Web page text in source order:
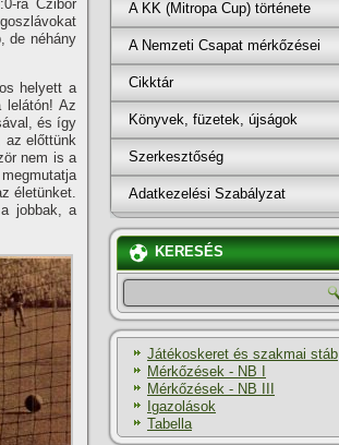
ra Czibor
de néhány
helyett a
lelátón! Az
és í­gy
az előttünk
nem is a
életünket.
jobbak, a
A KK (Mitropa Cup) története
A Nemzeti Csapat mérkőzései
Cikktár
Könyvek, füzetek, újságok
Szerkesztőség
Adatkezelési Szabályzat
KERESÉS
Játékoskeret és szakmai stáb
Mérkőzések - NB I
Mérkőzések - NB III
Igazolások
Tabella